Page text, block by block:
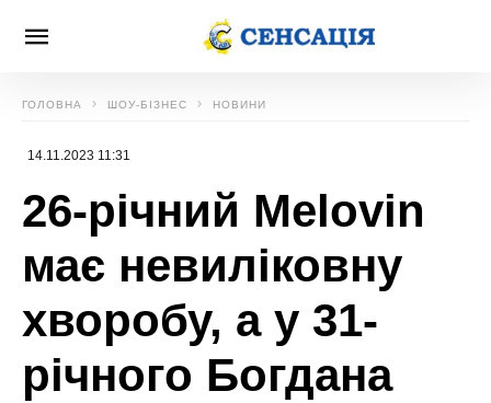
ГОЛОВНА ШОУ-БІЗНЕС НОВИНИ
14.11.2023 11:31
26-річний Melovin
має невиліковну
хворобу, а у 31-
річного Богдана